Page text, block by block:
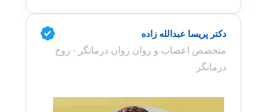
دکتر پریسا عبدالله زاده
متخصص اعصاب و روان روان درمانگر - زوج
درمانگر